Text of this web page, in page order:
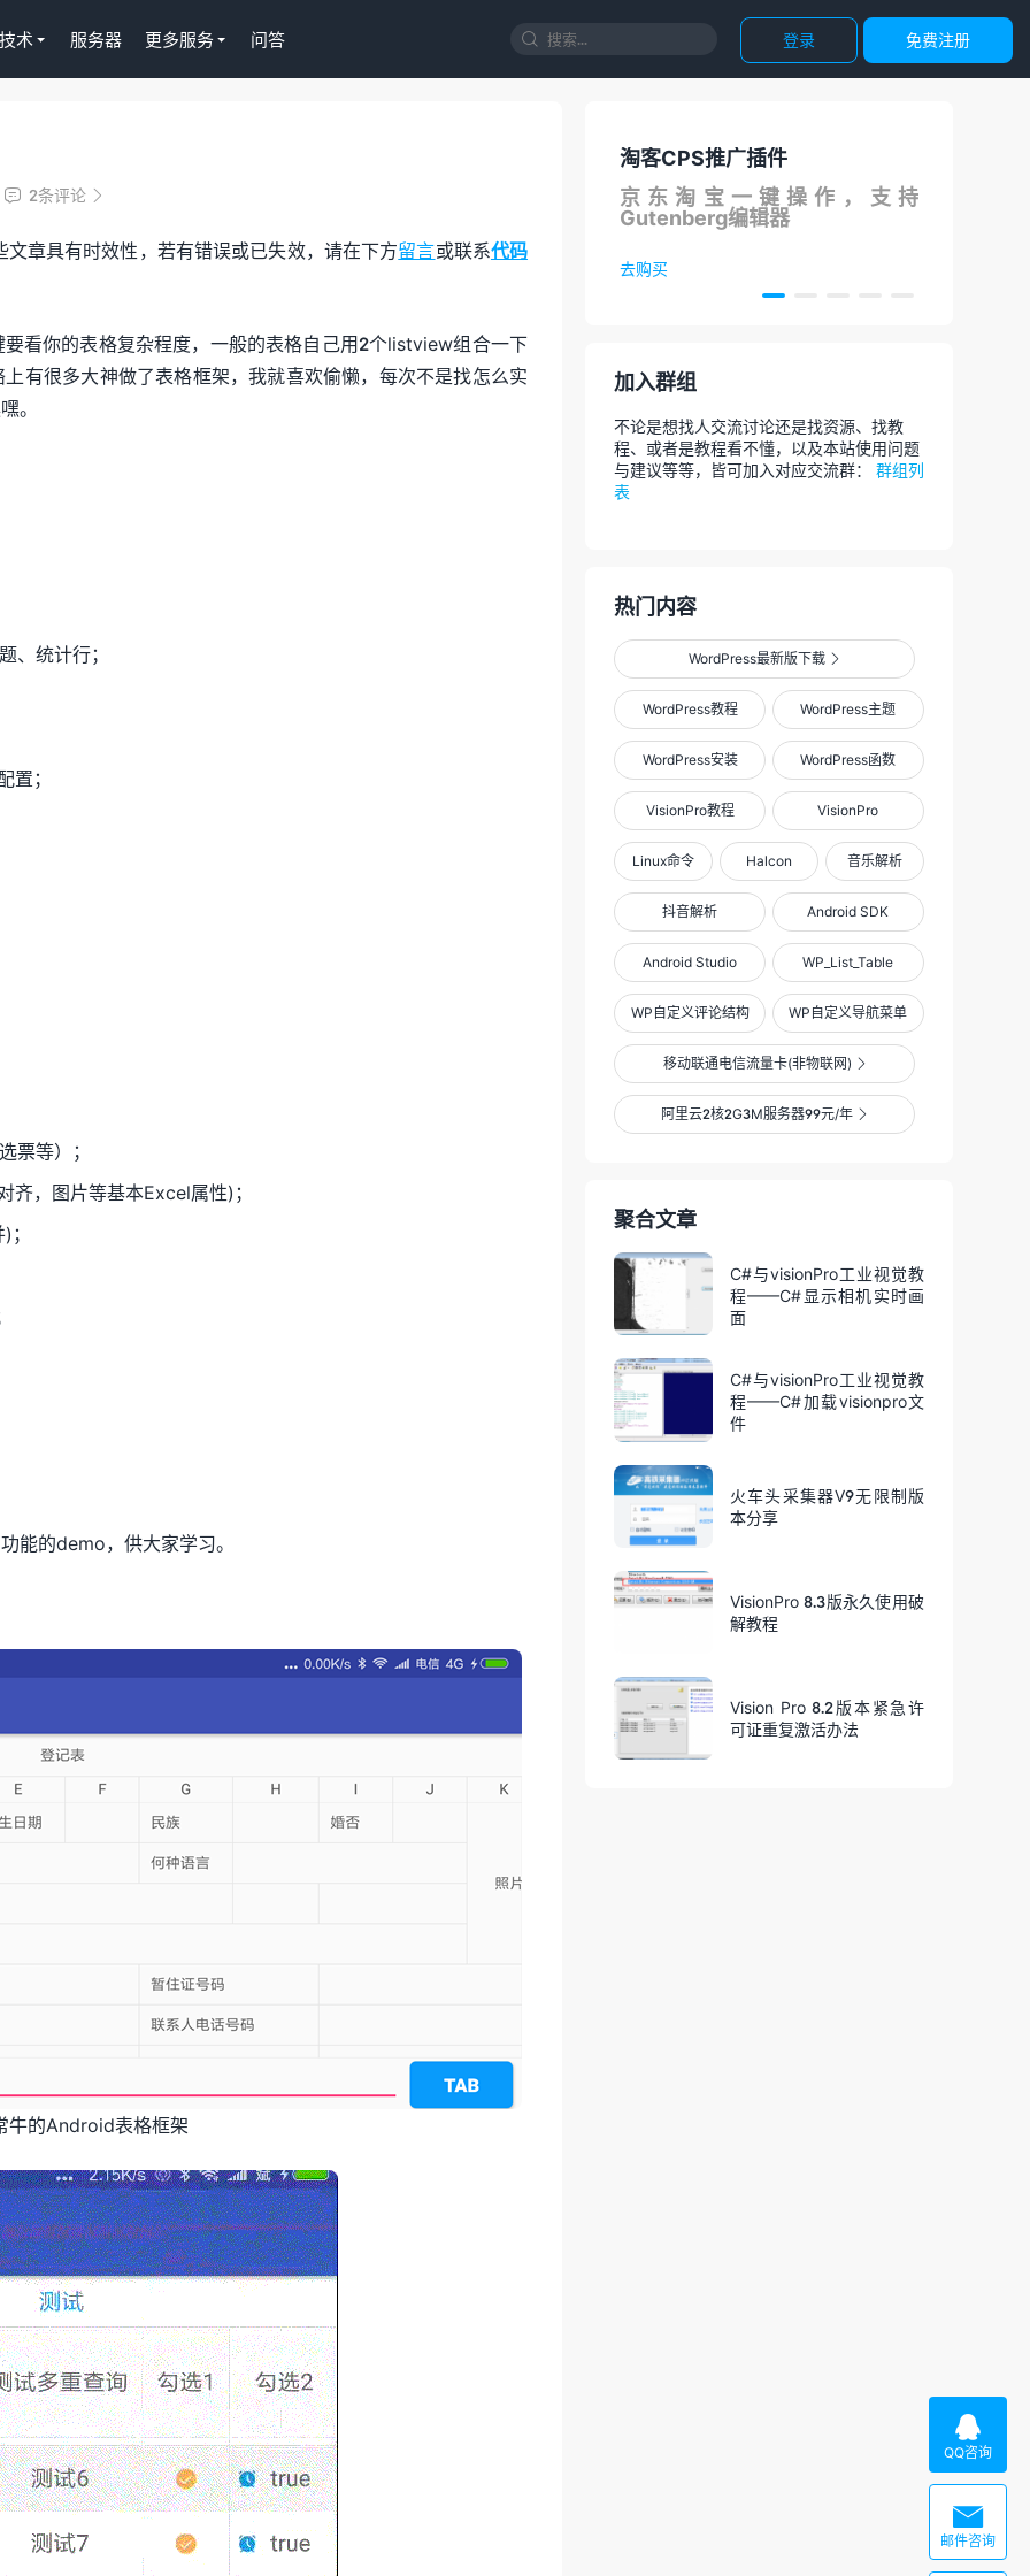
登录 免费注册

术 服务器 更多服务 问答
 2条评论 
文章具有时效性，若有错误或已失效，请在下方留言或联系代码
看你的表格复杂程度，一般的表格自己用2个listview组合一下
有很多大神做了表格框架，我就喜欢偷懒，每次不是找怎么实
。
、统计行；
置；
票等）；
，图片等基本Excel属性)；
能的demo，供大家学习。
牛的Android表格框架
WordPress正版Tutor LMS在线
京东淘宝一键操作，支持
调用ChatGPT API国内
论文，代码等，AI智能对
加入群组
不论是想找人交流讨论还是找资源、找教
程、或者是教程看不懂，以及本站使用问题
与建议等等，皆可加入对应交流群： 群组列
表
热门内容
WordPress最新版下载 
WordPress教程 WordPress主题
WordPress安装 WordPress函数
VisionPro教程 VisionPro
Linux命令 Halcon 音乐解析
抖音解析 Android SDK
Android Studio WP_List_Table
WP自定义评论结构 WP自定义导航菜单
移动联通电信流量卡(非物联网) 
阿里云2核2G3M服务器99元/年 
聚合文章
C#与visionPro工业视觉教
程——C#显示相机实时画
面
C#与visionPro工业视觉教
程——C#加载visionpro文
件
火车头采集器V9无限制版
本分享
VisionPro 8.3版永久使用破
解教程
Vision Pro 8.2版本紧急许
可证重复激活办法

QQ咨询

邮件咨询